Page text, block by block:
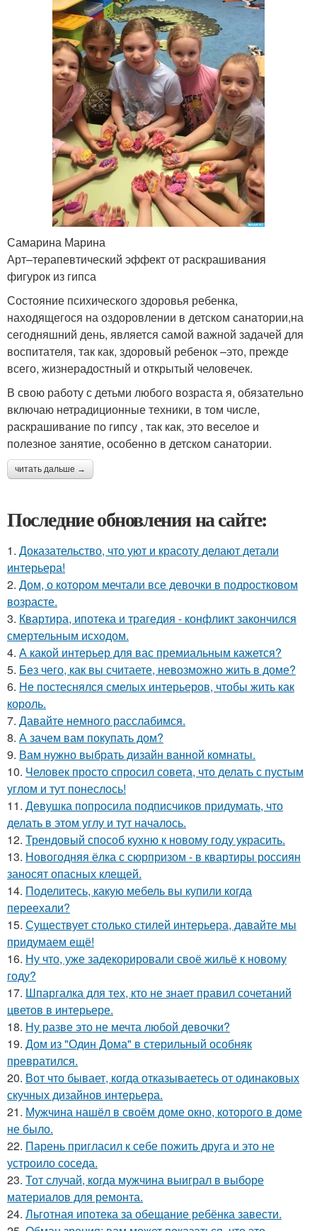
Самарина Марина
Арт–терапевтический эффект от раскрашивания
фигурок из гипса
Состояние психического здоровья ребенка,
находящегося на оздоровлении в детском санатории,на
сегодняшний день, является самой важной задачей для
воспитателя, так как, здоровый ребенок –это, прежде
всего, жизнерадостный и открытый человечек.
В свою работу с детьми любого возраста я, обязательно
включаю нетрадиционные техники, в том числе,
раскрашивание по гипсу , так как, это веселое и
полезное занятие, особенно в детском санатории.
читать дальше →
Последние обновления на сайте:
1. Доказательство, что уют и красоту делают детали
интерьера!
2. Дом, о котором мечтали все девочки в подростковом
возрасте.
3. Квартира, ипотека и трагедия - конфликт закончился
смертельным исходом.
4. А какой интерьер для вас премиальным кажется?
5. Без чего, как вы считаете, невозможно жить в доме?
6. Не постеснялся смелых интерьеров, чтобы жить как
король.
7. Давайте немного расслабимся.
8. А зачем вам покупать дом?
9. Вам нужно выбрать дизайн ванной комнаты.
10. Человек просто спросил совета, что делать с пустым
углом и тут понеслось!
11. Девушка попросила подписчиков придумать, что
делать в этом углу и тут началось.
12. Трендовый способ кухню к новому году украсить.
13. Новогодняя ёлка с сюрпризом - в квартиры россиян
заносят опасных клещей.
14. Поделитесь, какую мебель вы купили когда
переехали?
15. Существует столько стилей интерьера, давайте мы
придумаем ещё!
16. Ну что, уже задекорировали своё жильё к новому
году?
17. Шпаргалка для тех, кто не знает правил сочетаний
цветов в интерьере.
18. Ну разве это не мечта любой девочки?
19. Дом из "Один Дома" в стерильный особняк
превратился.
20. Вот что бывает, когда отказываетесь от одинаковых
скучных дизайнов интерьера.
21. Мужчина нашёл в своём доме окно, которого в доме
не было.
22. Парень пригласил к себе пожить друга и это не
устроило соседа.
23. Тот случай, когда мужчина выиграл в выборе
материалов для ремонта.
24. Льготная ипотека за обещание ребёнка завести.